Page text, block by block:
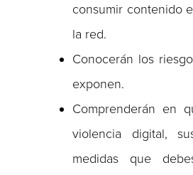
consumir contenido
la red.
Conocerán los
exponen.
Comprenderán en
violencia digital,
medidas que